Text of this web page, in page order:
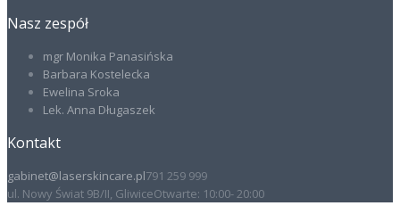
Nasz zespół
mgr Monika Panasińska
Barbara Kostelecka
Ewelina Sroka
Lek. Anna Długaszek
Kontakt
gabinet@laserskincare.pl791 259 999
ul. Nowy Świat 9B/II, GliwiceOtwarte: 10:00- 20:00